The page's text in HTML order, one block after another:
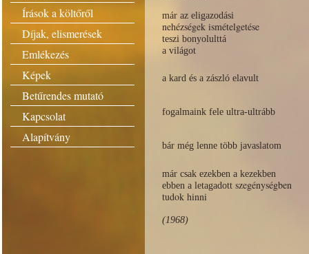
Írások a költőről
Díjak, elismerések
Emlékezés
Képek
Betűrendes mutató
Kapcsolat
Alapítvány
már az eligazodási
nehézségek ismételgetése
teszi bonyolulttá
a világot
a kard és a zászló elavult
fogalmaink fele ultra-ultrább
bár még lenne több javaslatom
már csak ezekben a kezekben
ebben a letagadott szegénységben
tudok hinni
(1968)